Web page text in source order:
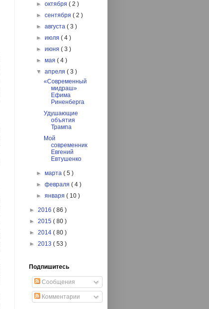
►октября( 2 )
►сентября( 2 )
►августа( 3 )
►июля( 4 )
►июня( 3 )
►мая( 4 )
▼апреля( 3 )
«Современный
мидраш»
Ефима
Риненберга
Удушающие
объятия
Трампа
Мой
современник
Евгений
Евтушенко
►марта( 5 )
►февраля( 4 )
►января( 10 )
► 2016 ( 86 )
► 2015 ( 80 )
► 2014 ( 80 )
► 2013 ( 53 )
Подпишитесь
Сообщения
Комментарии